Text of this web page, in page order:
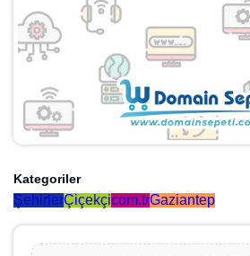
Kategoriler
Şehirler Çiçekçi com.tr